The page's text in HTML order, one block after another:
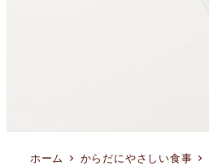
ホーム からだにやさしい食事